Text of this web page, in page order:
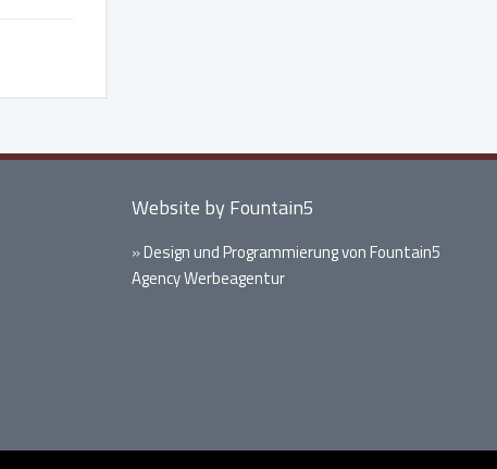
Website by Fountain5
»Design und Programmierung von Fountain5
Agency Werbeagentur